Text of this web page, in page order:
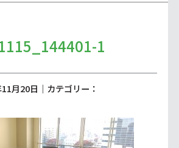
1
月20日｜カテゴリー：